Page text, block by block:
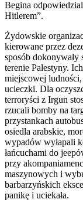
Begina
Hitlerem”.
Żydowskie
kierowane przez
sposób dokonywały
terenie Palestyny.
miejscowej
ucieczki. Dla
terroryści z Irgun
rzucali bomby na
przystankach
osiedla arabskie,
wypadów wyłapali
łańcuchami do
przy
maszynowych i
barbarzyńskich
panikę i uciekała.